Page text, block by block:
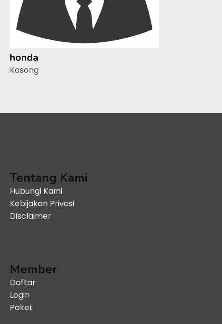
honda
Kosong
Tentang Kami
Hubungi Kami
Kebijakan Privasi
Disclaimer
Member
Daftar
Login
Paket